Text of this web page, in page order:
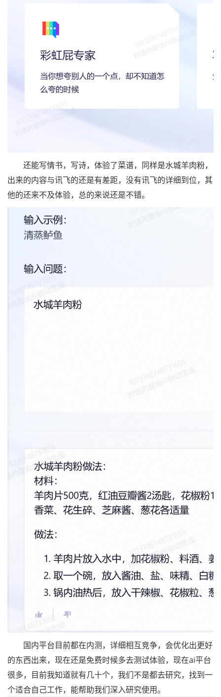
还能写情书，写诗，体验了菜谱，同样是水城羊肉粉，
出来的内容与讯飞的还是有差距，没有讯飞的详细到位，其
他的还来不及体验，总的来说还是不错。
国内平台目前都在内测，详细相互竞争，会优化出更好
的东西出来，现在还是免费时候多去测试体验，现在ai平台
很多，目前我知道就有几十个，我们不是都去研究，找到一
个适合自己工作，能帮助我们深入研究使用。